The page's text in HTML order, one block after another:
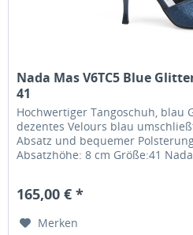
Nada Mas V6TC5 Blue
41
Hochwertiger Tangoschuh, blau
dezentes Velours blau
Absatz und bequemer
Absatzhöhe: 8 cm Größe:41
165,00 € *
Merken